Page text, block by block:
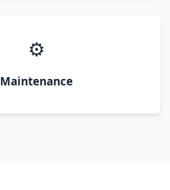
⚙️
Maintenance